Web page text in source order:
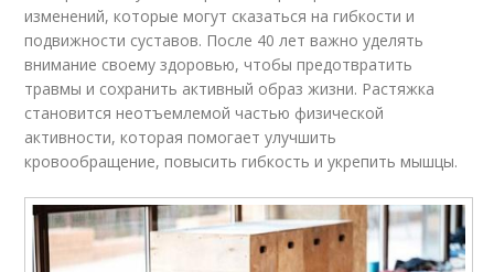
изменений, которые могут сказаться на гибкости и
подвижности суставов. После 40 лет важно уделять
внимание своему здоровью, чтобы предотвратить
травмы и сохранить активный образ жизни. Растяжка
становится неотъемлемой частью физической
активности, которая помогает улучшить
кровообращение, повысить гибкость и укрепить мышцы.